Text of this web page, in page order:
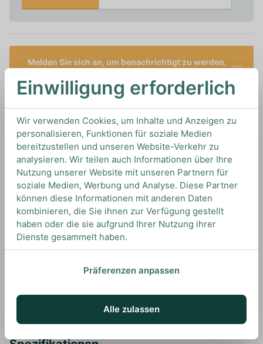
Melden Sie sich an, um benachrichtigt zu werden,
0,7L 40%
Artikelnummer: 16919
Highland Whisky vonGlengoyne ausSchottland
TIPS & TRICKS
HOW TO DRINK
Wir empfehlen diesen Whisky pur zu genießen,
um all seine Aromen optimal wahrnehmen zu
Einwilligung erforderlich
Wir verwenden Cookies, um Inhalte und Anzeigen zu
personalisieren, Funktionen für soziale Medien
bereitzustellen und unseren Website-Verkehr zu
analysieren. Wir teilen auch Informationen über Ihre
Nutzung unserer Website mit unseren Partnern für
soziale Medien, Werbung und Analyse. Diese Partner
können diese Informationen mit anderen Daten
kombinieren, die Sie ihnen zur Verfügung gestellt
haben oder die sie aufgrund Ihrer Nutzung ihrer
Dienste gesammelt haben.
Präferenzen anpassen
Alle zulassen